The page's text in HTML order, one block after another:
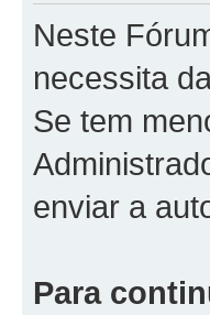
Neste
necessita
Se tem
enviar a
Para